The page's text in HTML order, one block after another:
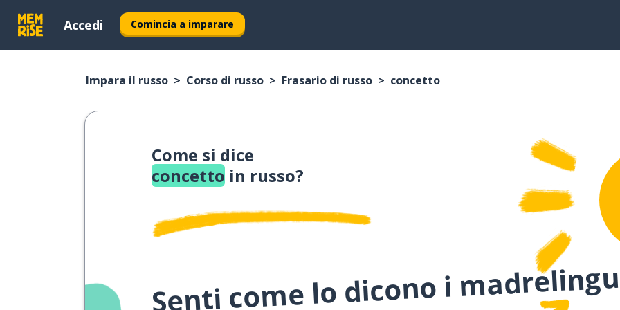
Accedi Comincia a imparare
Impara il russo Corso di russo Frasario di russo concetto
Come si dice
concetto in russo?
Senti come lo dicono i